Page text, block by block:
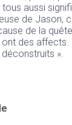
aussi
de Jason,
de la
des affects.
».